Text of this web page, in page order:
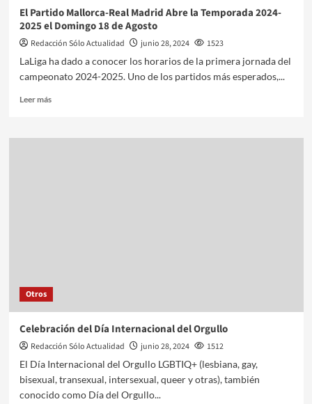
El Partido Mallorca-Real Madrid Abre la Temporada 2024-
2025 el Domingo 18 de Agosto
Redacción Sólo Actualidad junio 28, 2024
1523
LaLiga ha dado a conocer los horarios de la primera jornada del
campeonato 2024-2025. Uno de los partidos más esperados,...
Leer más
Otros
Celebración del Día Internacional del Orgullo
Redacción Sólo Actualidad junio 28, 2024
1512
El Día Internacional del Orgullo LGBTIQ+ (lesbiana, gay,
bisexual, transexual, intersexual, queer y otras), también
conocido como Día del Orgullo...